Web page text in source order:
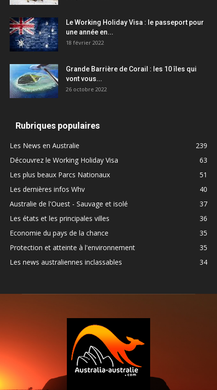
Le Working Holiday Visa : le passeport pour
une année en...
18 février 2022
Grande Barrière de Corail : les 10 îles qui
vont vous...
26 octobre 2022
Rubriques populaires
Les News en Australie
239
Découvrez le Working Holiday Visa
63
Les plus beaux Parcs Nationaux
51
Les dernières infos Whv
40
Australie de l'Ouest - Sauvage et isolé
37
Les états et les principales villes
36
Economie du pays de la chance
35
Protection et atteinte à l'environnement
35
Les news australiennes inclassables
34